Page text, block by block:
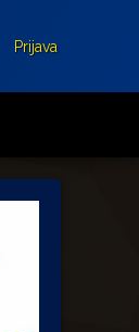
Prijava